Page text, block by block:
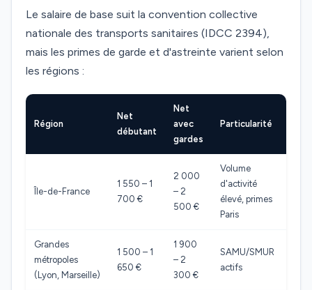
Le salaire de base suit la convention collective
nationale des transports sanitaires (IDCC 2394),
mais les primes de garde et d'astreinte varient selon
les régions :
Région
Net
débutant
Net
avec
gardes
Particularité
Île-de-France
1 550 – 1
700 €
2 000
– 2
500 €
Volume
d'activité
élevé, primes
Paris
Grandes
métropoles
(Lyon, Marseille)
1 500 – 1
650 €
1 900
– 2
300 €
SAMU/SMUR
actifs